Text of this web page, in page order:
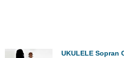
UKULELE Sopran